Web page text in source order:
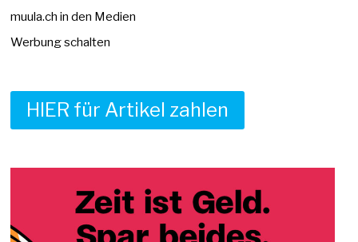
muula.ch in den Medien
Werbung schalten
HIER für Artikel zahlen